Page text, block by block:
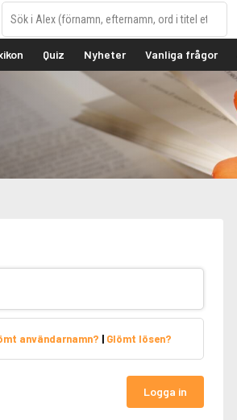
Quiz Nyheter Vanliga frågor
användarnamn? | Glömt lösen?
Logga in